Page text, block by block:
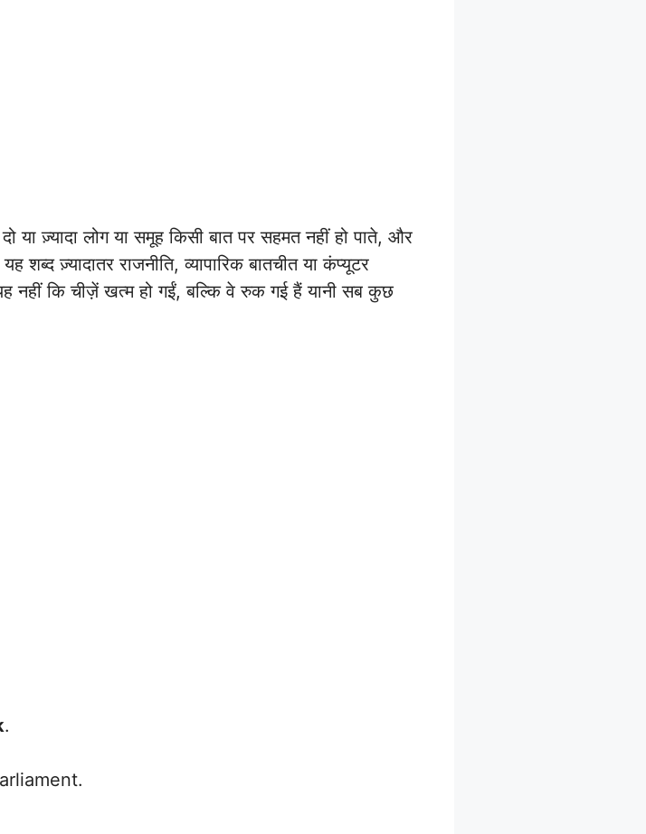
या ज़्यादा लोग या समूह किसी बात पर सहमत नहीं हो पाते, और
ज़्यादातर राजनीति, व्यापारिक बातचीत या कंप्यूटर
नहीं कि चीज़ें खत्म हो गईं, बल्कि वे रुक गई हैं यानी सब कुछ
.